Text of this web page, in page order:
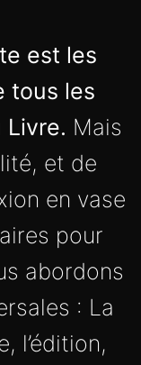
est les
tous les
Livre. Mais
et de
en vase
pour
abordons
: La
l’édition,